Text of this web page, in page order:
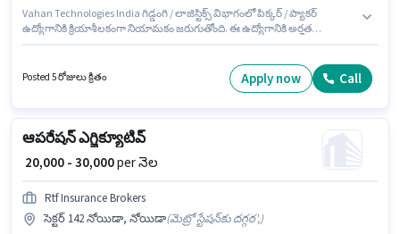
Vahan Technologies India గిడ్డంగి / లాజిస్టిక్స్ విభాగంలో పిక్కర్ / ప్యాకర్
ఉద్యోగానికి క్రియాశీలకంగా నియామకం జరుగుతోంది. ఈ ఉద్యోగానికి అర్హత
నోయిడా లో ఉంది. ఈ ఉద్యోగానికి Fixed జీతం ఇవ్వబడుతుంది. ఈ ఉద్యోగం 0 - 3
ఏళ్లు సంవత్సరాల అనుభవం ఉన్న వారికి కోసం అనుకూలంగా ఉంటుంది. మీరు నెలకు
Posted 5 రోజులు క్రితం Apply now Call
ఆపరేషన్ ఎగ్జిక్యూటివ్
₹ 20,000 - 30,000per నెల
Rtf Insurance Brokers
సెక్టర్ 142 నోయిడా, నోయిడా(మెట్రో స్టేషన్‌కు దగ్గర',)